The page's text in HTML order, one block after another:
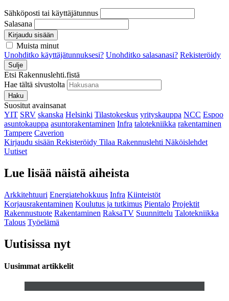
Sähköposti tai käyttäjätunnus
Salasana
Kirjaudu sisään
Muista minut
Unohditko käyttäjätunnuksesi? Unohditko salasanasi? Rekisteröidy
Sulje
Etsi Rakennuslehti.fistä
Hae tältä sivustolta
Haku
Suositut avainsanat
YIT SRV skanska Helsinki Tilastokeskus yrityskauppa NCC Espoo
asuntokauppa asuntorakentaminen Infra talotekniikka rakentaminen
Tampere Caverion
Kirjaudu sisään Rekisteröidy Tilaa Rakennuslehti Näköislehdet
Uutiset
Lue lisää näistä aiheista
Arkkitehtuuri Energiatehokkuus Infra Kiinteistöt
Korjausrakentaminen Koulutus ja tutkimus Pientalo Projektit
Rakennustuote Rakentaminen RaksaTV Suunnittelu Talotekniikka
Talous Työelämä
Uutisissa nyt
Uusimmat artikkelit